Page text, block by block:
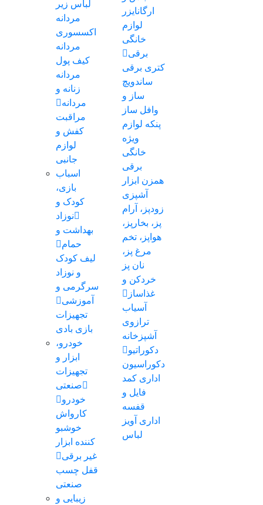
لباس زیر
مردانه
اکسسوری
مردانه
کیف پول
مردانه
زنانه و
مردانه
مراقبت
کفش و
لوازم
جانبی
اسباب
بازی،
کودک و
نوزاد
بهداشت و
حمام
لیف کودک
و نوزاد
سرگرمی و
آموزشی
تجهیزات
بازی بادی
خودرو،
ابزار و
تجهیزات
صنعتی
خودرو
کارواش
خوشبو
کننده ابزار
غیر برقی
قفل چسب
صنعتی
زیبایی و
ارگانایزر
لوازم
خانگی
برقی
کتری برقی
ساندویچ
ساز و
وافل ساز
پنکه لوازم
ویژه
خانگی
برقی
همزن ابزار
آشپزی
زودپز، آرام
پز، بخارپز،
هواپز، تخم
مرغ پز،
نان پز
خردکن و
غذاساز
آسیاب
ترازوی
آشپزخانه
دکوراتیو
دکوراسیون
اداری کمد
فایل و
قفسه
اداری آویز
لباس